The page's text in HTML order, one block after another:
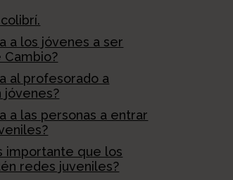
a los jóvenes a ser
al profesorado a
jóvenes?
a las personas a entrar
importante que los
redes juveniles?